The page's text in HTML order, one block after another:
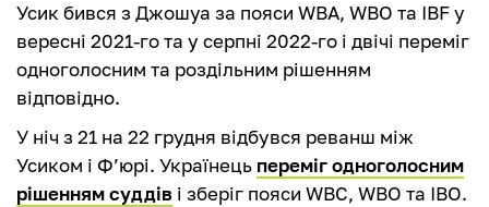
Усик бився з Джошуа за пояси WBA, WBO та IBF у
вересні 2021-го та у серпні 2022-го і двічі переміг
одноголосним та роздільним рішенням
відповідно.
У ніч з 21 на 22 грудня відбувся реванш між
Усиком і Ф’юрі. Українець переміг одноголосним
рішенням суддів і зберіг пояси WBC, WBO та IBO.